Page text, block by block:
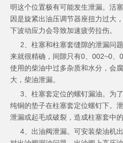
明这个位置极有可能发生泄漏。活
因是旋紧出油压调节器座扭力过大
下波动应力会导致加速疲劳拉伤。
2、柱塞和柱塞套缝隙的泄漏问
来就很精确，间隙只有0、002~0、
使用的柴油中过多杂质和水分，会
大，柴油泄漏。
3、柱塞套定位的螺钉漏油。为
纯铜的垫子在柱塞套定位螺钉下。
泄漏或起毛或破裂，造成柱塞套中
4、出油阀泄漏。可安装柴油机